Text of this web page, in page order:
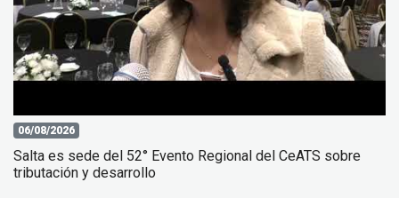
06/08/2026
Salta es sede del 52° Evento Regional del CeATS sobre
tributación y desarrollo